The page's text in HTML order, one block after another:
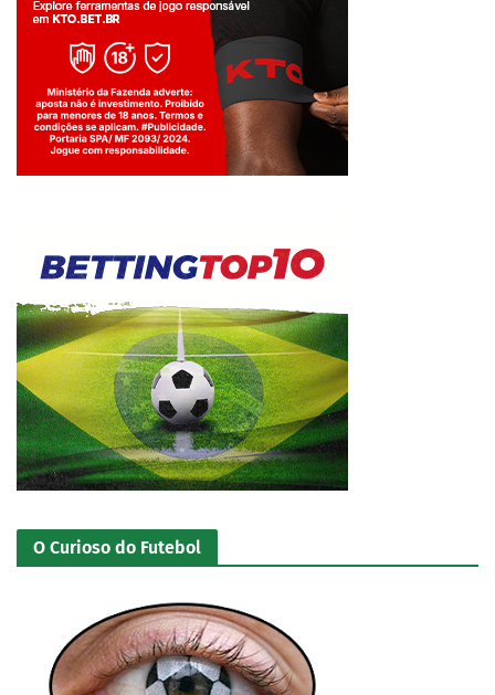
Jogue com responsabilidade. 18+
O Curioso do Futebol